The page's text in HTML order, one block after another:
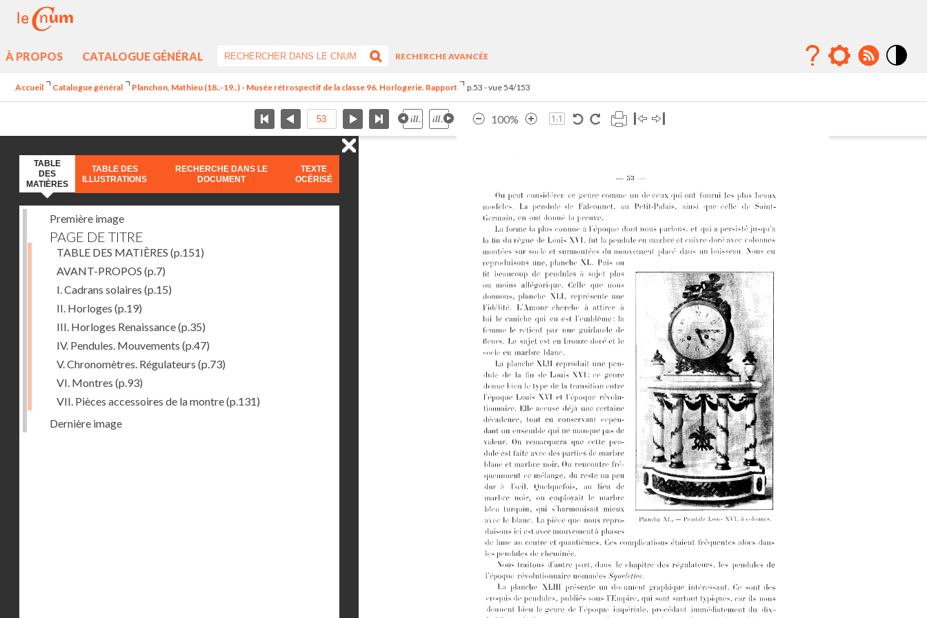
À PROPOS CATALOGUE GÉNÉRAL
RECHERCHE AVANCÉE
Accueil Catalogue général Planchon, Mathieu (18..-19..) - Musée rétrospectif de la classe 96. Horlogerie. Rapport p.53 - vue 54/153
100%
TABLE
DES
MATIÈRES
TABLE DES
ILLUSTRATIONS
RECHERCHE DANS LE
DOCUMENT
TEXTE
OCÉRISÉ
Première image
PAGE DE TITRE
TABLE DES MATIÈRES (p.151)
AVANT-PROPOS (p.7)
I. Cadrans solaires (p.15)
II. Horloges (p.19)
III. Horloges Renaissance(p.35)
IV. Pendules. Mouvements (p.47)
V. Chronomètres. Régulateurs (p.73)
VI. Montres (p.93)
VII. Pièces accessoires de la montre(p.131)
Dernière image